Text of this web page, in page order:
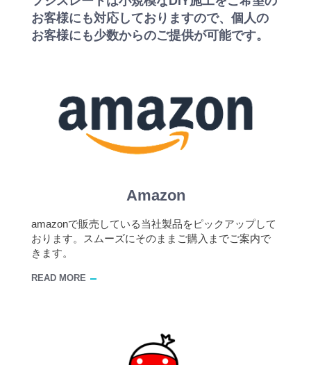
お客様にも対応しておりますので、個人の
お客様にも少数からのご提供が可能です。
Amazon
amazonで販売している当社製品をピックアップして
おります。スムーズにそのままご購入までご案内で
きます。
READ MORE